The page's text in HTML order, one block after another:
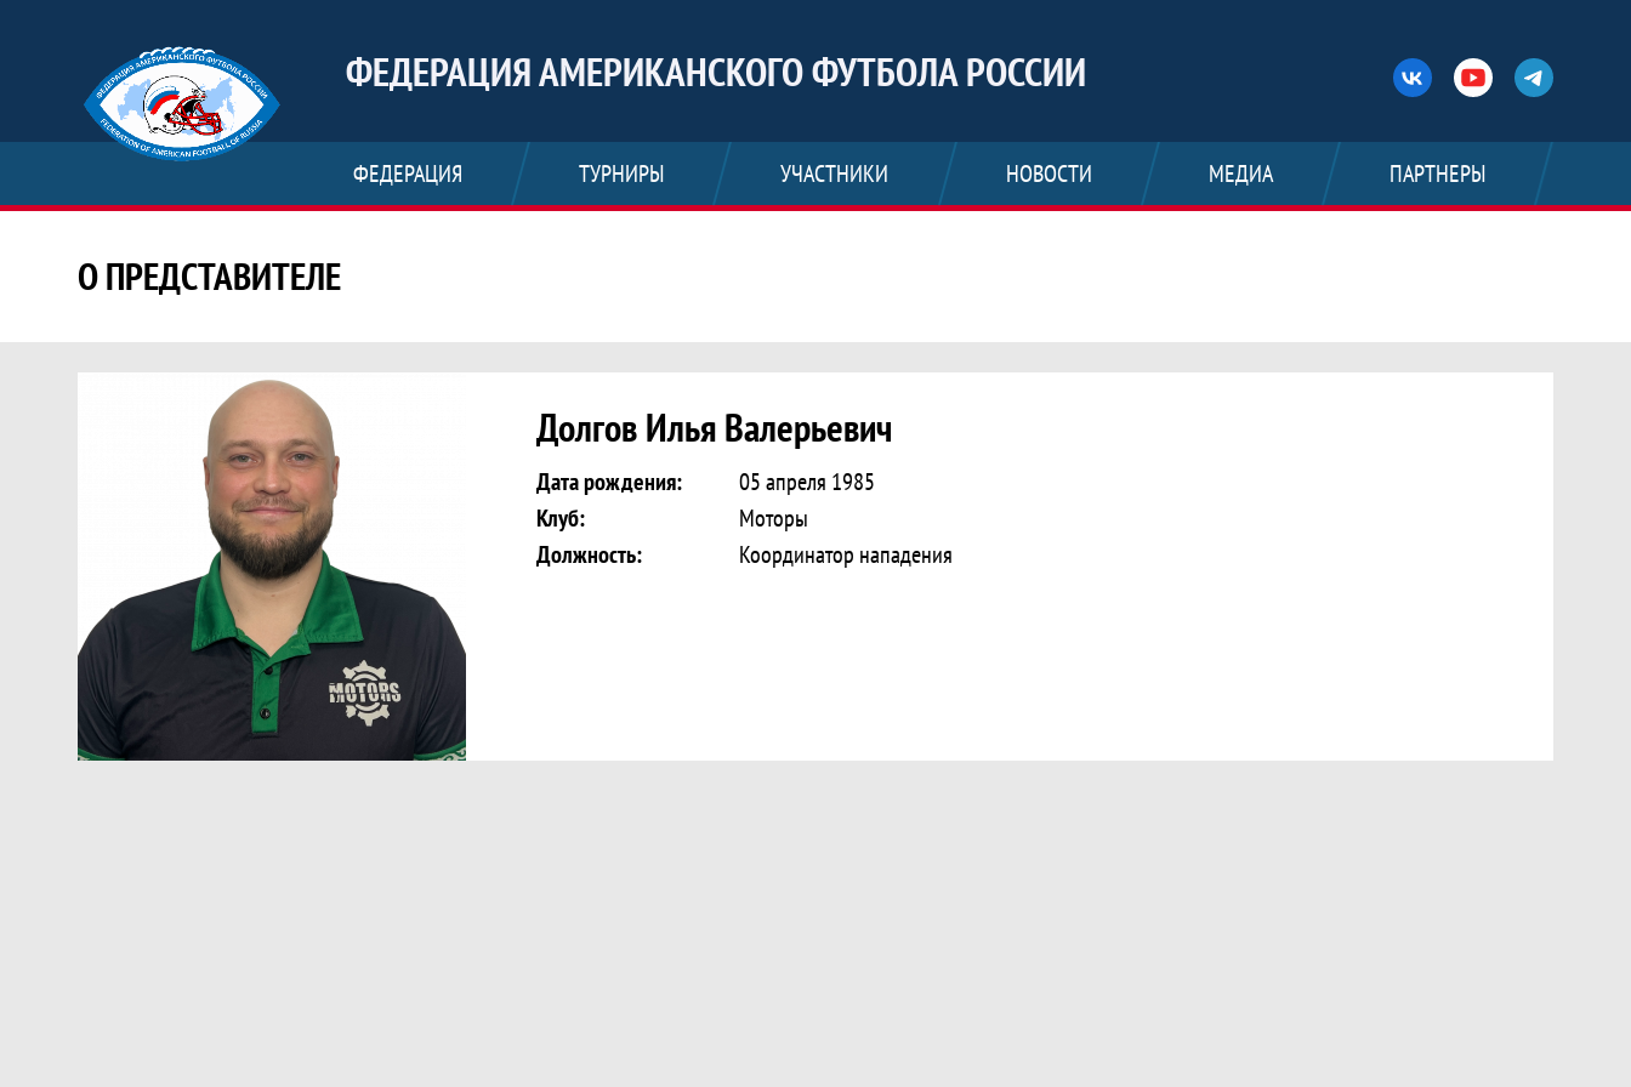
ФЕДЕРАЦИЯ АМЕРИКАНСКОГО ФУТБОЛА РОССИИ
ФЕДЕРАЦИЯ ТУРНИРЫ УЧАСТНИКИ НОВОСТИ МЕДИА ПАРТНЕРЫ
О ПРЕДСТАВИТЕЛЕ
Представитель команды Долгов Илья Валерьевич
Долгов Илья Валерьевич
Дата рождения:
05 апреля 1985
Клуб:
Моторы
Должность:
Координатор нападения